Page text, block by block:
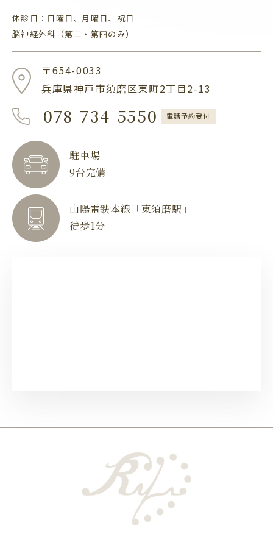
休診日：日曜日、月曜日、祝日
脳神経外科（第二・第四のみ）
〒654-0033
兵庫県神戸市須磨区東町2丁目2-13
078-734-5550 電話予約受付
駐車場
9台完備
山陽電鉄本線「東須磨駅」
徒歩1分